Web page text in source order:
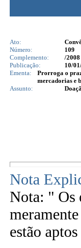
Ato:
Número:
109
Complemento:
/2008
Publicação:
10/
Ementa:
Prorroga o
mercadorias e
Assunto:
Nota
Nota: " Os
estão